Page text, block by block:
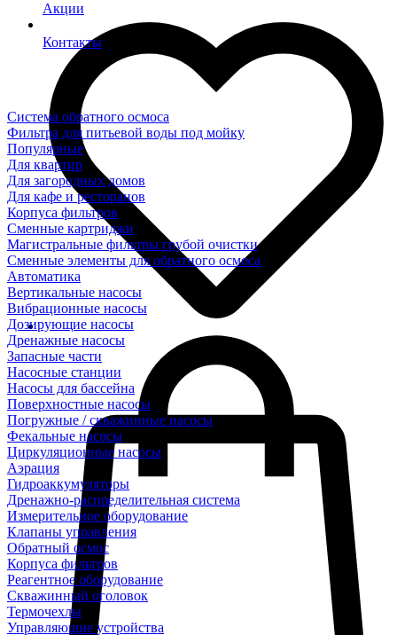
Акции
Контакты
Система обратного осмоса
Фильтра для питьевой воды под мойку
Популярные
Для квартир
Для загородных домов
Для кафе и ресторанов
Корпуса фильтров
Сменные картриджи
Магистральные фильтры грубой очистки
Сменные элементы для обратного осмоса
Автоматика
Вертикальные насосы
Вибрационные насосы
Дозирующие насосы
Дренажные насосы
Запасные части
Насосные станции
Насосы для бассейна
Поверхностные насосы
Погружные / скважинные насосы
Фекальные насосы
Циркуляционные насосы
Аэрация
Гидроаккумуляторы
Дренажно-распределительная система
Измерительное оборудование
Клапаны управления
Обратный осмос
Корпуса фильтров
Реагентное оборудование
Скважинный оголовок
Термочехлы
Управляющие устройства